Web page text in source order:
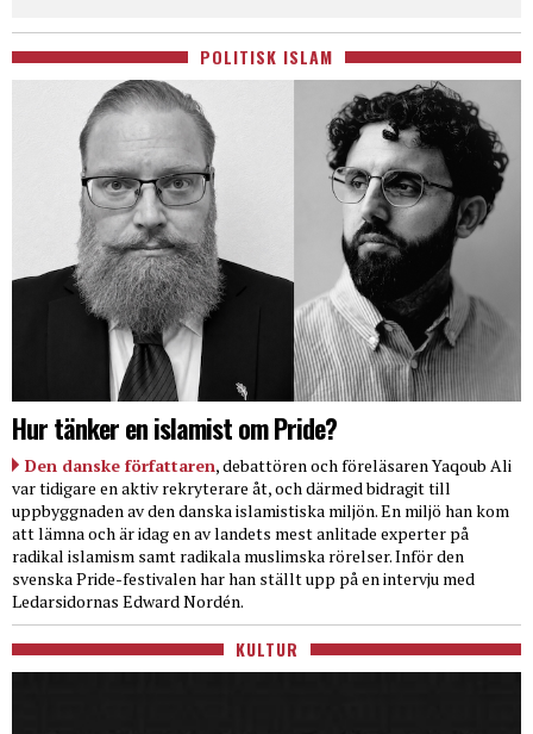
POLITISK ISLAM
Hur tänker en islamist om Pride?
Den danske författaren, debattören och föreläsaren Yaqoub Ali
var tidigare en aktiv rekryterare åt, och därmed bidragit till
uppbyggnaden av den danska islamistiska miljön. En miljö han kom
att lämna och är idag en av landets mest anlitade experter på
radikal islamism samt radikala muslimska rörelser. Inför den
svenska Pride-festivalen har han ställt upp på en intervju med
Ledarsidornas Edward Nordén.
KULTUR